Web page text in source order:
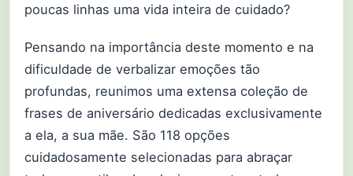
poucas linhas uma vida inteira de cuidado?
Pensando na importância deste momento e na
dificuldade de verbalizar emoções tão
profundas, reunimos uma extensa coleção de
frases de aniversário dedicadas exclusivamente
a ela, a sua mãe. São 118 opções
cuidadosamente selecionadas para abraçar